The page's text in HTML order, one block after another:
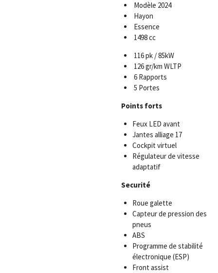
Modèle 2024
Hayon
Essence
1498 cc
116 pk / 85kW
126 gr/km WLTP
6 Rapports
5 Portes
Points forts
Feux LED avant
Jantes alliage 17
Cockpit virtuel
Régulateur de vitesse
adaptatif
Securité
Roue galette
Capteur de pression des
pneus
ABS
Programme de stabilité
électronique (ESP)
Front assist